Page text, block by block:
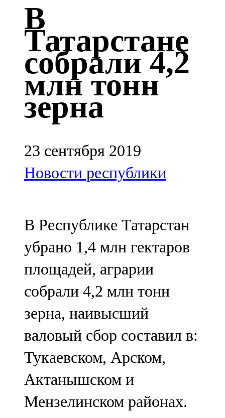
Кадыбаш
105,2 FM
Казан
91,5 FM
Кайбыч
106,1 FM
Кама тамагы
71,51 FM
Лениногорский
102,1 FM
Мамадыш
106,2 FM
Минзәлә
107,3 FM
Мөслим
100,0 FM
Нурлат
В
Татарстане
собрали 4,2
млн тонн
зерна
23 сентября 2019
Новости республики
В Республике Татарстан
убрано 1,4 млн гектаров
площадей, аграрии
собрали 4,2 млн тонн
зерна, наивысший
валовый сбор составил в:
Тукаевском, Арском,
Актанышском и
Мензелинском районах.